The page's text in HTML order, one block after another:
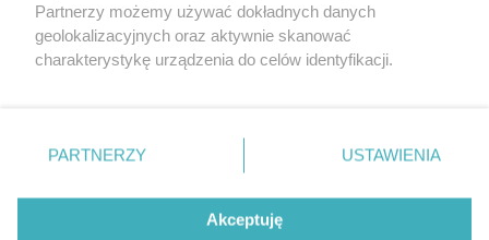
POLITYKA PRYWATNOŚCI
Partnerzy możemy używać dokładnych danych
geolokalizacyjnych oraz aktywnie skanować
charakterystykę urządzenia do celów identyfikacji.
zmienić/wycofać klikając przycisk ustawień prywatności
znajdujący się w lewym dolnym rogu strony
rodzaje przetwarzania danych nie wymagają zgody
użytkownika, ale masz prawo sprzeciwić się takiemu
PARTNERZY USTAWIENIA
Akceptuję